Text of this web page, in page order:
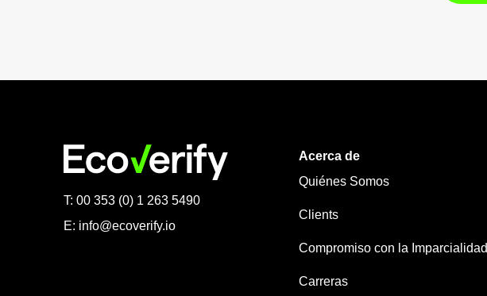
T: 00 353 (0) 1 263 5490
E: info@ecoverify.io
Acerca de
Quiénes Somos
Clients
Compromiso con la Imparcialidad
Carreras